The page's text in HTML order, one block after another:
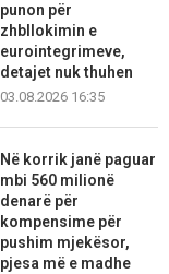
punon për
zhbllokimin e
eurointegrimeve,
detajet nuk thuhen
03.08.2026 16:35
Në korrik janë paguar
mbi 560 milionë
denarë për
kompensime për
pushim mjekësor,
pjesa më e madhe